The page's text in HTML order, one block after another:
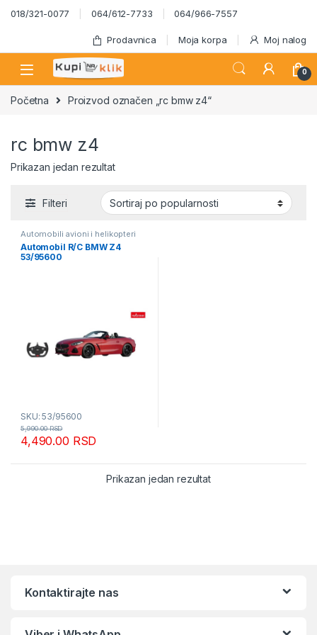
Skip to navigation
Skip to content
018/321-0077 064/612-7733 064/966-7557
Prodavnica Moja korpa Moj nalog
0
Početna Proizvod označen „rc bmw z4“
rc bmw z4
Prikazan jedan rezultat
Filteri
Automobili avioni i helikopteri
Automobil R/C BMW Z4
53/95600
SKU: 53/95600
4,490.00 RSD
5,990.00RSD
Prikazan jedan rezultat
Kontaktirajte nas